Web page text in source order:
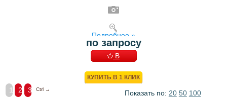
Подробнее »
по запросу
В
КУПИТЬ В 1 КЛИК
1 2 3 Ctrl → Показать по: 20 50 100